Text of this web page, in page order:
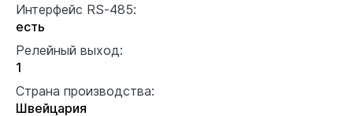
Интерфейс RS-485:
есть
Релейный выход:
1
Страна производства:
Швейцария